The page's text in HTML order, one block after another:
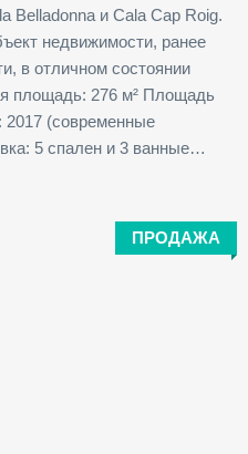
Belladonna и Cala Cap Roig.
недвижимости, ранее
в отличном состоянии
площадь: 276 м² Площадь
2017 (современные
5 спален и 3 ванные…
ПРОДАЖА